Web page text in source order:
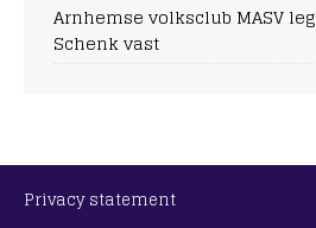
Arnhemse volksclub MASV
Schenk vast
Privacy statement